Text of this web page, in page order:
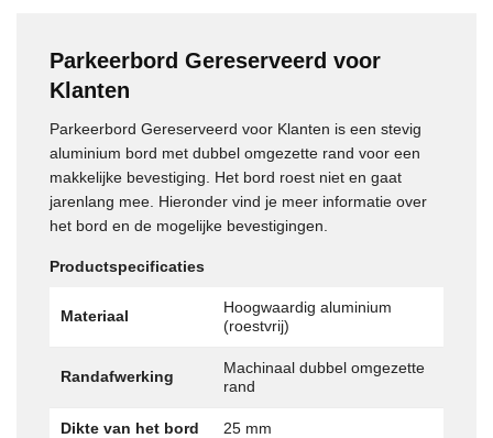
Parkeerbord Gereserveerd voor
Klanten
Parkeerbord Gereserveerd voor Klanten is een stevig
aluminium bord met dubbel omgezette rand voor een
makkelijke bevestiging. Het bord roest niet en gaat
jarenlang mee. Hieronder vind je meer informatie over
het bord en de mogelijke bevestigingen.
Productspecificaties
Materiaal
Hoogwaardig aluminium
(roestvrij)
Randafwerking
Machinaal dubbel omgezette
rand
Dikte van het bord 25 mm